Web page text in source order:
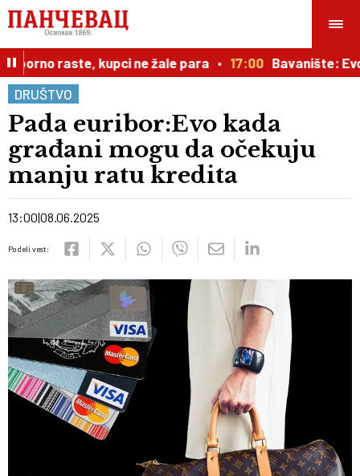
raste, kupci ne žale para 17:00 Bavanište: Evo
DRUŠTVO
Pada euribor:Evo kada
građani mogu da očekuju
manju ratu kredita
13:00 08.06.2025
Podeli vest: